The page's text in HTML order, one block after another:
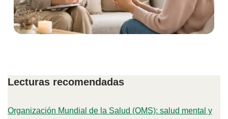
Lecturas recomendadas
Organización Mundial de la Salud (OMS): salud mental y